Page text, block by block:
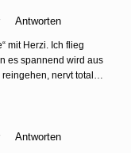
Antworten
mit Herzi. Ich flieg
es spannend wird aus
nervt total…
Antworten